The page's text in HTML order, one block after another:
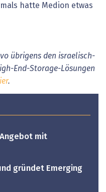
hatte Medion etwas
übrigens den israelisch-
End-Storage-Lösungen
.
mit
gründet Emerging